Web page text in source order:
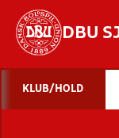
DBU
KLUB/HOLD